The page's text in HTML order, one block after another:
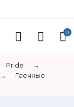
0
Pride
→
→
Гаечные